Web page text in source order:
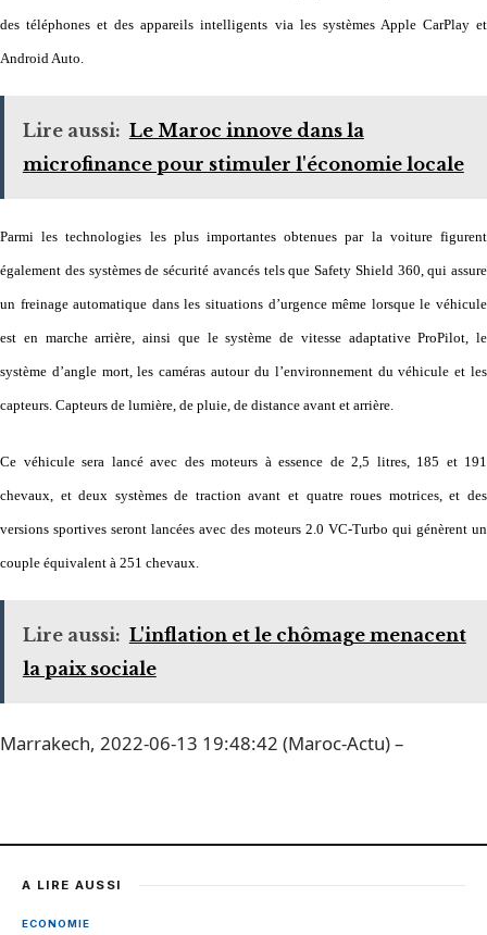
des téléphones et des appareils intelligents via les systèmes Apple CarPlay et
Android Auto.
Lire aussi: Le Maroc innove dans la
microfinance pour stimuler l'économie locale
Parmi les technologies les plus importantes obtenues par la voiture figurent
également des systèmes de sécurité avancés tels que Safety Shield 360, qui assure
un freinage automatique dans les situations d’urgence même lorsque le véhicule
est en marche arrière, ainsi que le système de vitesse adaptative ProPilot, le
système d’angle mort, les caméras autour du l’environnement du véhicule et les
capteurs. Capteurs de lumière, de pluie, de distance avant et arrière.
Ce véhicule sera lancé avec des moteurs à essence de 2,5 litres, 185 et 191
chevaux, et deux systèmes de traction avant et quatre roues motrices, et des
versions sportives seront lancées avec des moteurs 2.0 VC-Turbo qui génèrent un
couple équivalent à 251 chevaux.
Lire aussi: L'inflation et le chômage menacent
la paix sociale
Marrakech, 2022-06-13 19:48:42 (Maroc-Actu) –
A LIRE AUSSI
ECONOMIE